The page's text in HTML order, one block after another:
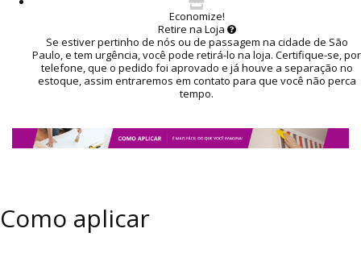
Economize!
Retire na Loja
Se estiver pertinho de nós ou de passagem na cidade de São
Paulo, e tem urgência, você pode retirá-lo na loja. Certifique-se, por
telefone, que o pedido foi aprovado e já houve a separação no
estoque, assim entraremos em contato para que você não perca
tempo.
Como aplicar